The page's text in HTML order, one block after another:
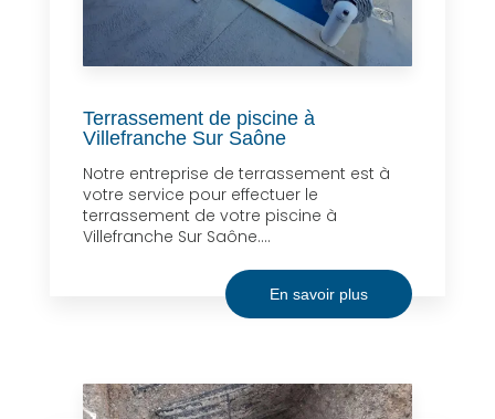
Terrassement de piscine à
Villefranche Sur Saône
Notre entreprise de terrassement est à
votre service pour effectuer le
terrassement de votre piscine à
Villefranche Sur Saône....
En savoir plus